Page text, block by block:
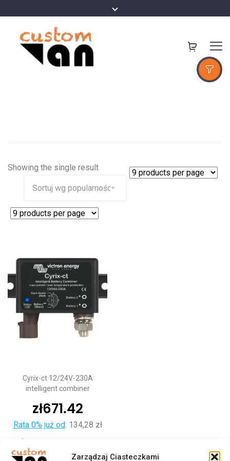
Zarządzaj Ciasteczkami
Showing the single result
Cyrix-ct 12/24V-230A
intelligent combiner
zł671.42
Rata 0% już od: 134,28 zł